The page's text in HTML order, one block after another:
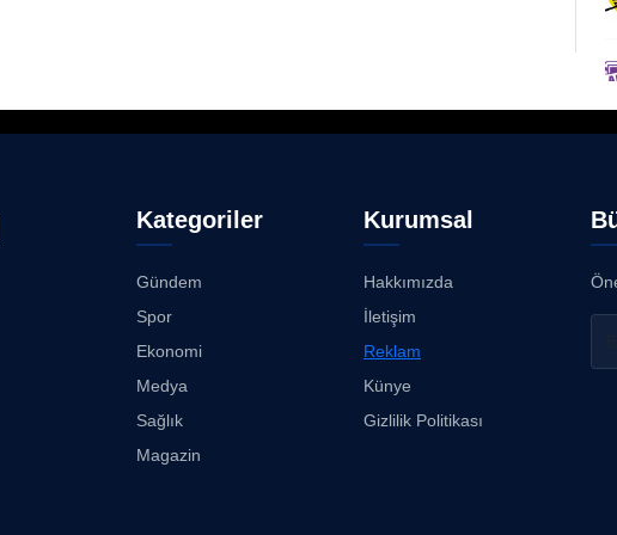
Kategoriler
Gündem
Spor
Ekonomi
Medya
Sağlık
Magazin
Kurumsal
Hakkımızda
İletişim
Reklam
Künye
Gizlilik Politikası